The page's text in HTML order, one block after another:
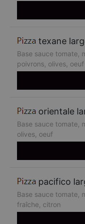
texane
Base sauce tomate,
poivrons, olives, oeuf
orientale
Base sauce tomate,
olives, oeuf
pacifico
Base sauce tomate,
fraîche, citron